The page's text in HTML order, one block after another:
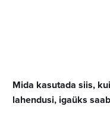
Mida kasutada siis,
lahendusi, igaüks